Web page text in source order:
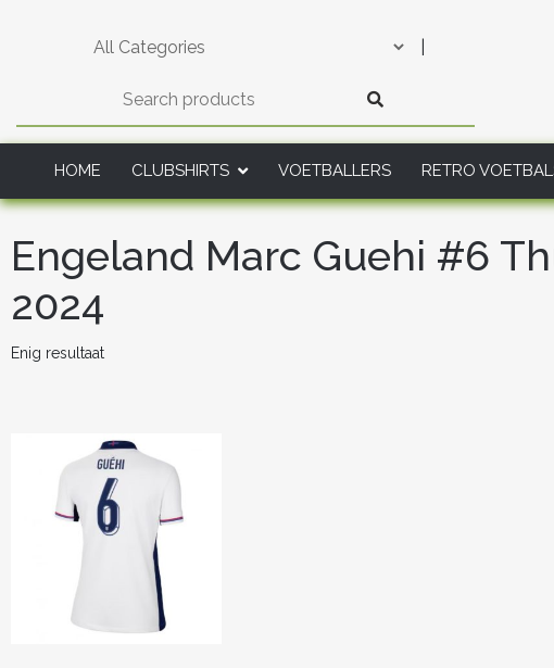
HOME CLUBSHIRTS VOETBALLERS RETRO
Engeland Marc Guehi #6
2024
Enig resultaat